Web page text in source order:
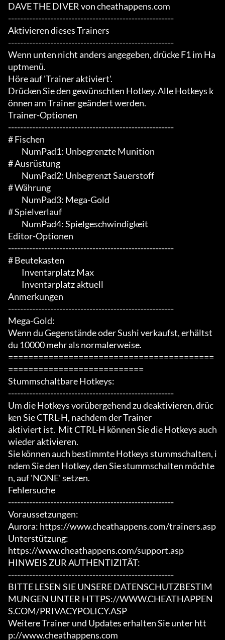
DAVE THE DIVER von cheathappens.com
-------------------------------------------------------
Aktivieren dieses Trainers
-------------------------------------------------------
Wenn unten nicht anders angegeben, drücke F1 im Ha
uptmenü.
Höre auf 'Trainer aktiviert'.
Drücken Sie den gewünschten Hotkey. Alle Hotkeys k
önnen am Trainer geändert werden.
Trainer-Optionen
-------------------------------------------------------
# Fischen
# Ausrüstung
# Währung
# Spielverlauf
Editor-Optionen
-------------------------------------------------------
# Beutekasten
Anmerkungen
-------------------------------------------------------
Mega-Gold:
Wenn du Gegenstände oder Sushi verkaufst, erhältst
du 10000 mehr als normalerweise.
=========================================
===========================
Stummschaltbare Hotkeys:
-------------------------------------------------------
Um die Hotkeys vorübergehend zu deaktivieren, drüc
ken Sie CTRL-H, nachdem der Trainer
aktiviert ist.  Mit CTRL-H können Sie die Hotkeys auch
wieder aktivieren.
Sie können auch bestimmte Hotkeys stummschalten, i
ndem Sie den Hotkey, den Sie stummschalten möchte
n, auf 'NONE' setzen.
Fehlersuche
-------------------------------------------------------
Voraussetzungen:
Aurora: https://www.cheathappens.com/trainers.asp
Unterstützung:
https://www.cheathappens.com/support.asp
HINWEIS ZUR AUTHENTIZITÄT:
-------------------------------------------------------
BITTE LESEN SIE UNSERE DATENSCHUTZBESTIM
MUNGEN UNTER HTTPS://WWW.CHEATHAPPEN
S.COM/PRIVACYPOLICY.ASP
Weitere Trainer und Updates erhalten Sie unter htt
p://www.cheathappens.com